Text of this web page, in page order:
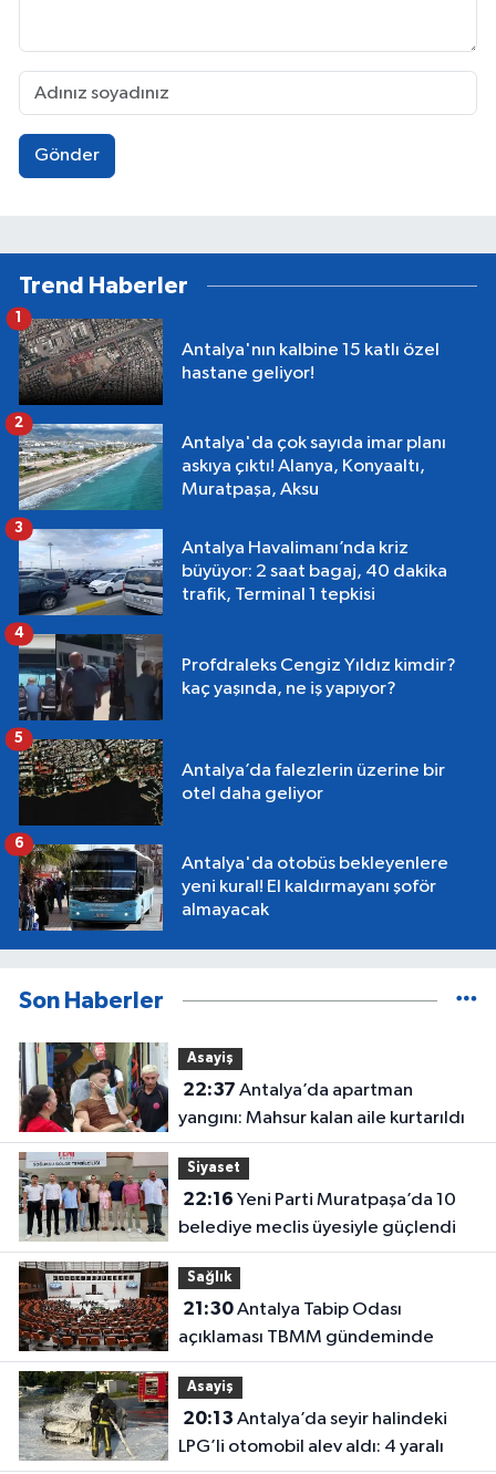
Gönder
Trend Haberler
Antalya'nın kalbine 15 katlı özel
hastane geliyor!
1
Antalya'da çok sayıda imar planı
askıya çıktı! Alanya, Konyaaltı,
Muratpaşa, Aksu
2
Antalya Havalimanı’nda kriz
büyüyor: 2 saat bagaj, 40 dakika
trafik, Terminal 1 tepkisi
3
Profdraleks Cengiz Yıldız kimdir?
kaç yaşında, ne iş yapıyor?
4
Antalya’da falezlerin üzerine bir
otel daha geliyor
5
Antalya'da otobüs bekleyenlere
yeni kural! El kaldırmayanı şoför
almayacak
6
Son Haberler
Asayiş
22:37
yangını: Mahsur kalan aile kurtarıldı
Siyaset
22:16
belediye meclis üyesiyle güçlendi
Sağlık
21:30Antalya Tabip Odası
açıklaması TBMM gündeminde
Asayiş
20:13
LPG’li otomobil alev aldı: 4 yaralı